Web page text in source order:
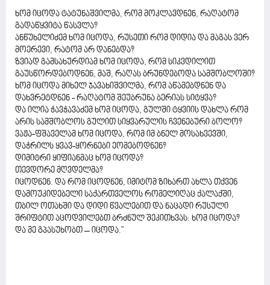
ხომ იცოდა ტატუნაშვილმა, რომ მოკლავდნენ, რაღატომ
გადაწყვიტა წასვლა?
ანწუხელიძემ ხომ იცოდა, რუსეთი რომ დიდია და მაგას ვერ
მოერევი, რატომ არ დანებდა?
ზვიად გამსახურდიამ ხომ იცოდა, რომ სიკვდილით
გაუსწორდებოდნენ, მაშ, რაღას ბრუნდებოდა სამშობლოში?
ხომ იცოდა მიხელ ჯავახიშვილმა, რომ აწამებდნენ და
დახვრეტდნენ - რაღატომ შეუბრუნა ბერიას სიტყვა?
და ილია ჭავჭავაძემ ხომ იცოდა, გულში ტყვიის დახლა რომ
არის სამშობლოს გულით სიყვარულის ჩვენებური ბოლო?
ვაჟა-ფშაველამ ხომ იცოდა, რომ იმ ბნელ მოსახვევში,
დაჭრილს ყვავ-ყორნები ეომებოდნენ?
დიმიტრი ყიფიანმაც ხომ იცოდა?
თევდორე მღვდელმა?
იცოდნენ. და რომ იცოდნენ, იმიტომ ზიხართ ახლა თქვენ
დამოუკიდებელი საქართველოს რომელიღაც ქალაქში,
თბილ ოთახში და დიდი წვალებით და ნაცადი რუსული
შრიფტით აცოდვილებთ ბრძნულ შეკითხვას: ხომ იცოდა?
და მე გპასუხობთ – იცოდა."